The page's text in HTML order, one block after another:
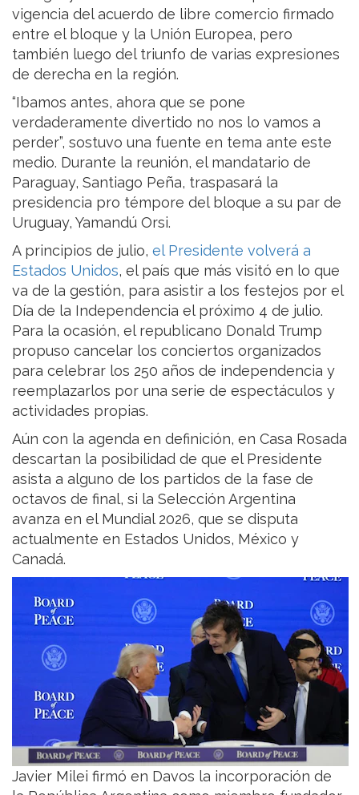
vigencia del acuerdo de libre comercio firmado
entre el bloque y la Unión Europea, pero
también luego del triunfo de varias expresiones
de derecha en la región.
“Ibamos antes, ahora que se pone
verdaderamente divertido no nos lo vamos a
perder”, sostuvo una fuente en tema ante este
medio. Durante la reunión, el mandatario de
Paraguay, Santiago Peña, traspasará la
presidencia pro témpore del bloque a su par de
Uruguay, Yamandú Orsi.
A principios de julio, el Presidente volverá a
Estados Unidos, el país que más visitó en lo que
va de la gestión, para asistir a los festejos por el
Día de la Independencia el próximo 4 de julio.
Para la ocasión, el republicano Donald Trump
propuso cancelar los conciertos organizados
para celebrar los 250 años de independencia y
reemplazarlos por una serie de espectáculos y
actividades propias.
Aún con la agenda en definición, en Casa Rosada
descartan la posibilidad de que el Presidente
asista a alguno de los partidos de la fase de
octavos de final, si la Selección Argentina
avanza en el Mundial 2026, que se disputa
actualmente en Estados Unidos, México y
Canadá.
Javier Milei firmó en Davos la incorporación de